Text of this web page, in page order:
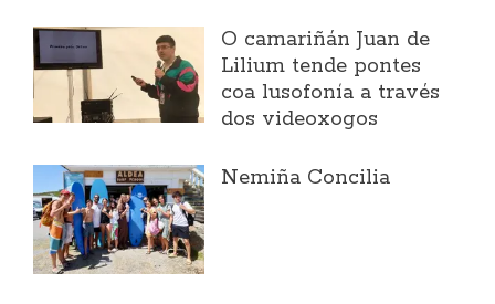
O camariñán Juan de
Lilium tende pontes
coa lusofonía a través
dos videoxogos
Nemiña Concilia